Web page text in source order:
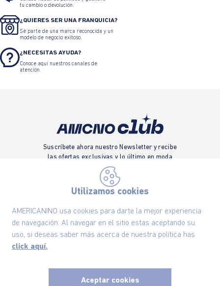
Utilizamos cookies
AMERICANINO usa cookies para darte la mejor experiencia
de navegación. Al navegar en el sitio estas aceptando su
uso, si deseas saber más acerca de nuestra política has
click aquí.
Aceptar cookies
tu cambio o devolución.
¿QUIERES SER UNA FRANQUICIA?
Sé parte de una marca reconocida y un
modelo de negocio exitoso.
¿NECESITAS AYUDA?
Conoce aquí nuestros canales de
atención.
Suscríbete ahora nuestro Newsletter y recibe
las ofertas exclusivas y lo último en moda
SUSCRÍBETE AHORA
Nuestra Marca
Ayudas